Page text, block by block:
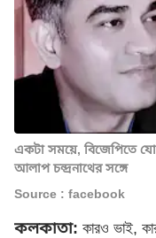
একটা সময়ে, বিজেপিতে
আলাপ চন্দ্রনাথের সঙ্গে
Source : facebook
কলকাতা: কারও ভাই,